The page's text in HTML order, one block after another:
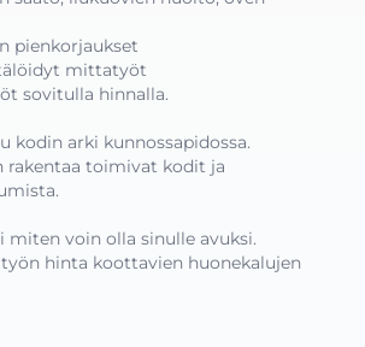
pienkorjaukset
mittatyöt
sovitulla hinnalla.
kodin arki kunnossapidossa.
rakentaa toimivat kodit ja
miten voin olla sinulle avuksi.
hinta koottavien huonekalujen